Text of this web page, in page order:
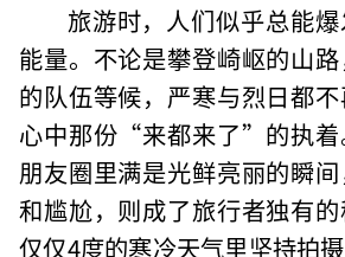
旅游时，人们似乎总能
能量。不论是攀登崎岖的山
的队伍等候，严寒与烈日都
心中那份“来都来了”的执着
朋友圈里满是光鲜亮丽的瞬
和尴尬，则成了旅行者独有
仅仅4度的寒冷天气里坚持拍